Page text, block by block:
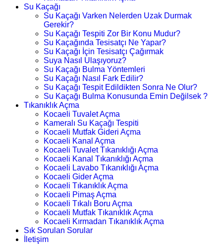
Su Kaçağı
Su Kaçağı Varken Nelerden Uzak Durmak
Gerekir?
Su Kaçağı Tespiti Zor Bir Konu Mudur?
Su Kaçağında Tesisatçı Ne Yapar?
Su Kaçağı İçin Tesisatçı Çağırmak
Suya Nasıl Ulaşıyoruz?
Su Kaçağı Bulma Yöntemleri
Su Kaçağı Nasıl Fark Edilir?
Su Kaçağı Tespit Edildikten Sonra Ne Olur?
Su Kaçağı Bulma Konusunda Emin Değilsek ?
Tıkanıklık Açma
Kocaeli Tuvalet Açma
Kameralı Su Kaçağı Tespiti
Kocaeli Mutfak Gideri Açma
Kocaeli Kanal Açma
Kocaeli Tuvalet Tıkanıklığı Açma
Kocaeli Kanal Tıkanıklığı Açma
Kocaeli Lavabo Tıkanıklığı Açma
Kocaeli Gider Açma
Kocaeli Tıkanıklık Açma
Kocaeli Pimaş Açma
Kocaeli Tıkalı Boru Açma
Kocaeli Mutfak Tıkanıklık Açma
Kocaeli Kırmadan Tıkanıklık Açma
Sık Sorulan Sorular
İletişim